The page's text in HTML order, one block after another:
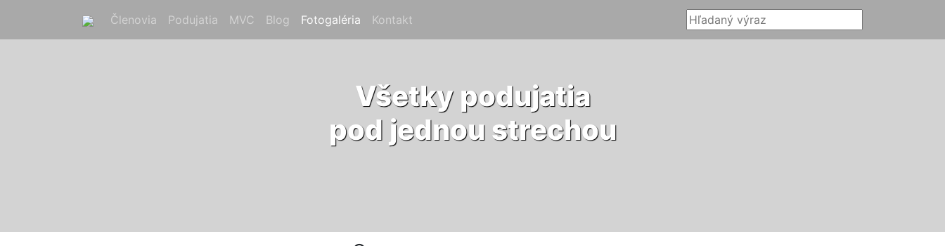
Členovia (current)
Podujatia (current)
MVC (current)
Blog (current)
Fotogaléria (current)
Kontakt
Všetky podujatia
pod jednou strechou